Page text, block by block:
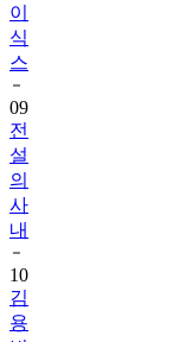
이
식
스
09
전
설
의
사
내
10
김
용